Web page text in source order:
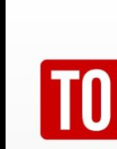
Review
Câu
TUYỂN DỤNG
BIỂU MẪU
Đăng Ký Tập
Hotline